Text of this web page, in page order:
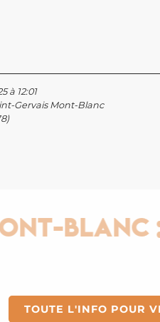
à 12:01
Gervais Mont-Blanc
)
:
TOUTE L'INFO POUR